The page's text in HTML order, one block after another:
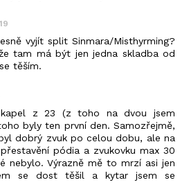
vyjít split Sinmara/Misthyrming?
tam má být jen jedna skladba od
těším.
z 23 (z toho na dvou jsem
byly ten první den. Samozřejmě,
dobrý zvuk po celou dobu, ale na
pódia a zvukovku max 30
nebylo. Výrazně mě to mrzí asi jen
se dost těšil a kytar jsem se